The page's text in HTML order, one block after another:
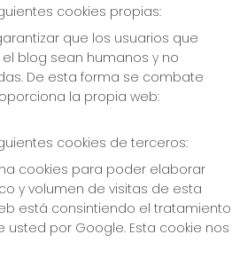
cookies propias:
que los usuarios que
blog sean humanos y no
De esta forma se combate
la propia web:
cookies de terceros:
cookies para poder elaborar
y volumen de visitas de esta
está consintiendo el tratamiento
por Google. Esta cookie nos